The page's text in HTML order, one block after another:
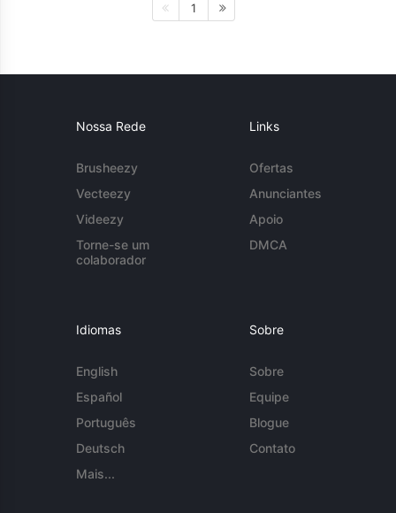
1
Nossa Rede
Brusheezy
Vecteezy
Videezy
Torne-se um
colaborador
Links
Ofertas
Anunciantes
Apoio
DMCA
Idiomas
English
Español
Português
Deutsch
Mais...
Sobre
Sobre
Equipe
Blogue
Contato